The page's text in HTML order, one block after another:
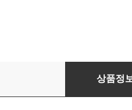
Aram
상품정